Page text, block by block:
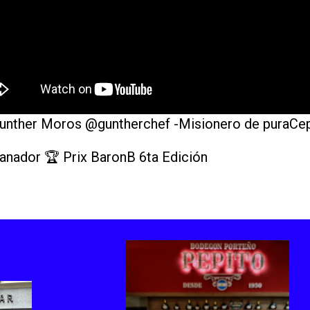
Moros @guntherchef -Misionero de
🏆 Prix BaronB 6ta Edición